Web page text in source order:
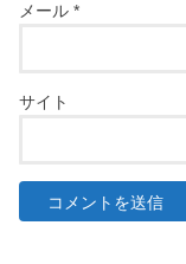
メール*
サイト